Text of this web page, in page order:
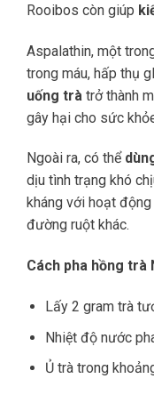
Rooibos còn giúp
Aspalathin, một
trong máu, hấp thụ
uống trà trở thành
gây hại cho sức
Ngoài ra, có thể
dịu tình trạng khó
kháng với hoạt
đường ruột khác.
Cách pha hồng trà
Lấy 2 gram trà
Nhiệt độ nước
Ủ trà trong